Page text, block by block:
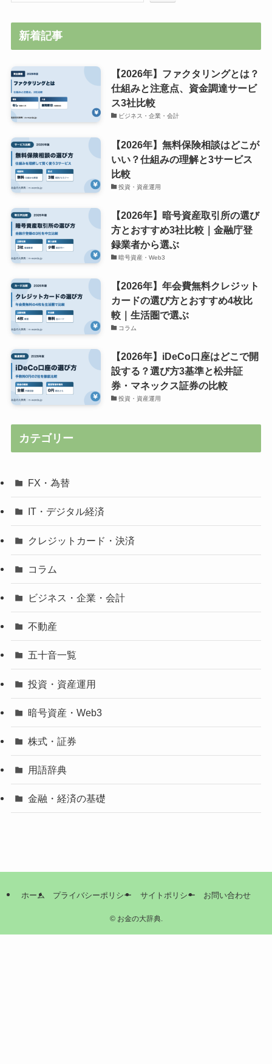
新着記事
【2026年】ファクタリングとは？
仕組みと注意点、資金調達サービ
ス3社比較
ビジネス・企業・会計
【2026年】無料保険相談はどこが
いい？仕組みの理解と3サービス
比較
投資・資産運用
【2026年】暗号資産取引所の選び
方とおすすめ3社比較｜金融庁登
録業者から選ぶ
暗号資産・Web3
【2026年】年会費無料クレジット
カードの選び方とおすすめ4枚比
較｜生活圏で選ぶ
コラム
【2026年】iDeCo口座はどこで開
設する？選び方3基準と松井証
券・マネックス証券の比較
投資・資産運用
カテゴリー
FX・為替
IT・デジタル経済
クレジットカード・決済
コラム
ビジネス・企業・会計
不動産
五十音一覧
投資・資産運用
暗号資産・Web3
株式・証券
用語辞典
金融・経済の基礎
ホーム プライバシーポリシー サイトポリシー お問い合わせ
©お金の大辞典.